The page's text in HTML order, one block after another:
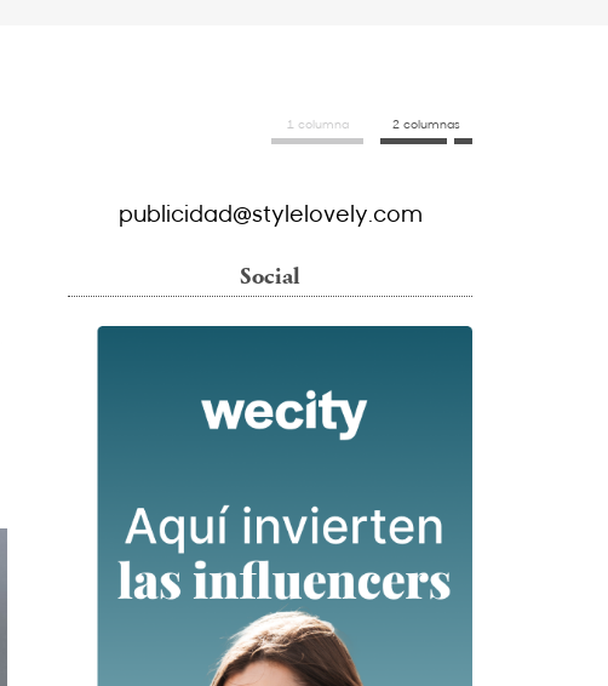
1 columna 2 columnas
publicidad@stylelovely.com
Social